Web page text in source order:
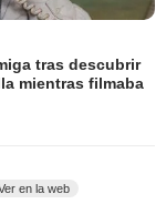
tras descubrir
mientras filmaba
en la web